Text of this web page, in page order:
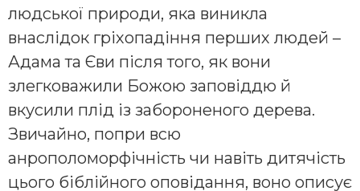
людської природи, яка виникла
внаслідок гріхопадіння перших людей –
Адама та Єви після того, як вони
злегковажили Божою заповіддю й
вкусили плід із забороненого дерева.
Звичайно, попри всю
анрополоморфічність чи навіть дитячість
цього біблійного оповідання, воно описує